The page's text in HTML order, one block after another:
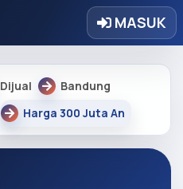
MASUK
Dijual
Bandung
Harga 300 Juta An